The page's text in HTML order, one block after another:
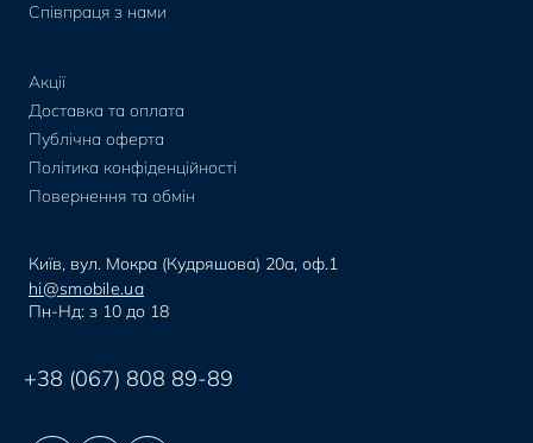
Співпраця з нами
Акції
Доставка та оплата
Публічна оферта
Політика конфіденційності
Повернення та обмін
Київ, вул. Мокра (Кудряшова) 20а, оф.1
hi@smobile.ua
Пн-Нд: з 10 до 18
+38 (067) 808 89-89